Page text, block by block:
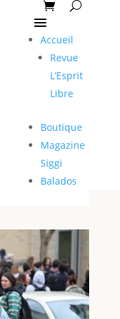
Accueil
Revue
L’Esprit
Libre
Boutique
Magazine
Siggi
Balados